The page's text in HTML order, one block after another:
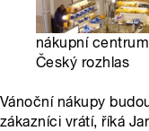
nákupní
Český rozhlas
Vánoční nákupy
zákazníci vrátí, říká